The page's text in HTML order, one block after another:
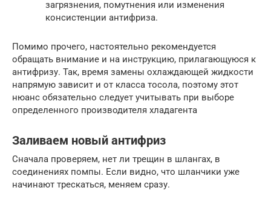
загрязнения, помутнения или изменения
консистенции антифриза.
Помимо прочего, настоятельно рекомендуется
обращать внимание и на инструкцию, прилагающуюся к
антифризу. Так, время замены охлаждающей жидкости
напрямую зависит и от класса тосола, поэтому этот
нюанс обязательно следует учитывать при выборе
определенного производителя хладагента
Заливаем новый антифриз
Сначала проверяем, нет ли трещин в шлангах, в
соединениях помпы. Если видно, что шланчики уже
начинают трескаться, меняем сразу.